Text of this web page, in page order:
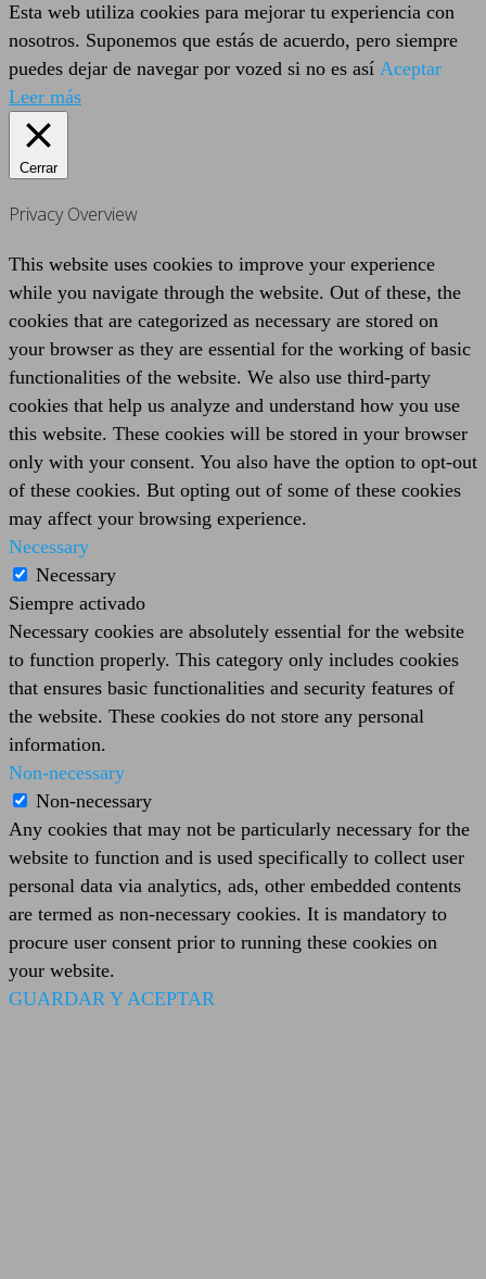
Esta web utiliza cookies para mejorar tu experiencia con
nosotros. Suponemos que estás de acuerdo, pero siempre
puedes dejar de navegar por vozed si no es así Aceptar
Leer más
Cerrar
Privacy Overview
This website uses cookies to improve your experience
while you navigate through the website. Out of these, the
cookies that are categorized as necessary are stored on
your browser as they are essential for the working of basic
functionalities of the website. We also use third-party
cookies that help us analyze and understand how you use
this website. These cookies will be stored in your browser
only with your consent. You also have the option to opt-out
of these cookies. But opting out of some of these cookies
may affect your browsing experience.
Necessary
Necessary
Siempre activado
Necessary cookies are absolutely essential for the website
to function properly. This category only includes cookies
that ensures basic functionalities and security features of
the website. These cookies do not store any personal
information.
Non-necessary
Non-necessary
Any cookies that may not be particularly necessary for the
website to function and is used specifically to collect user
personal data via analytics, ads, other embedded contents
are termed as non-necessary cookies. It is mandatory to
procure user consent prior to running these cookies on
your website.
GUARDAR Y ACEPTAR